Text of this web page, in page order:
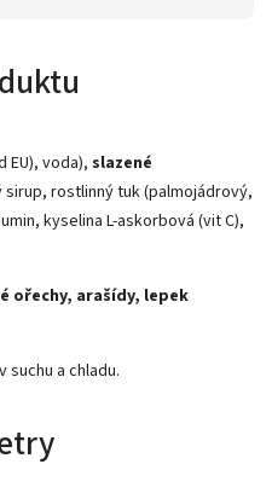
EU), voda), slazené
sirup, rostlinný tuk (palmojádrový,
kyselina L-askorbová (vit C),
ořechy, arašídy, lepek
suchu a chladu.